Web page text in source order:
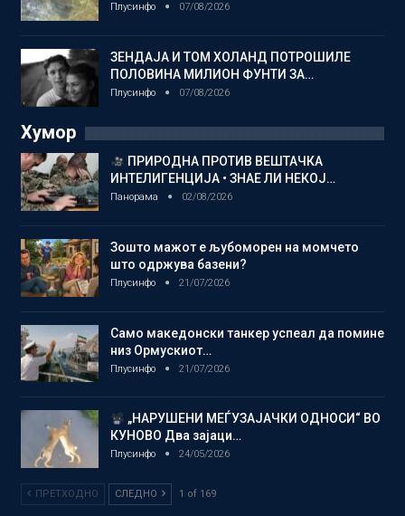
Плусинфо 07/08/2026
ЗЕНДАЈА И ТОМ ХОЛАНД ПОТРОШИЛЕ
ПОЛОВИНА МИЛИОН ФУНТИ ЗА…
Плусинфо 07/08/2026
Хумор
ПРИРОДНА ПРОТИВ ВЕШТАЧКА
ИНТЕЛИГЕНЦИЈА • ЗНАЕ ЛИ НЕКОЈ…
Панорама 02/08/2026
Зошто мажот е љубоморен на момчето
што одржува базени?
Плусинфо 21/07/2026
Само македонски танкер успеал да помине
низ Ормускиот…
Плусинфо 21/07/2026
„НАРУШЕНИ МЕЃУЗАЈАЧКИ ОДНОСИ“ ВО
КУНОВО Два зајаци…
Плусинфо 24/05/2026
ПРЕТХОДНО СЛЕДНО 1 of 169